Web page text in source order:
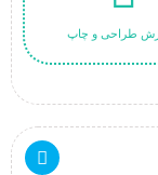
طراحی و چاپ